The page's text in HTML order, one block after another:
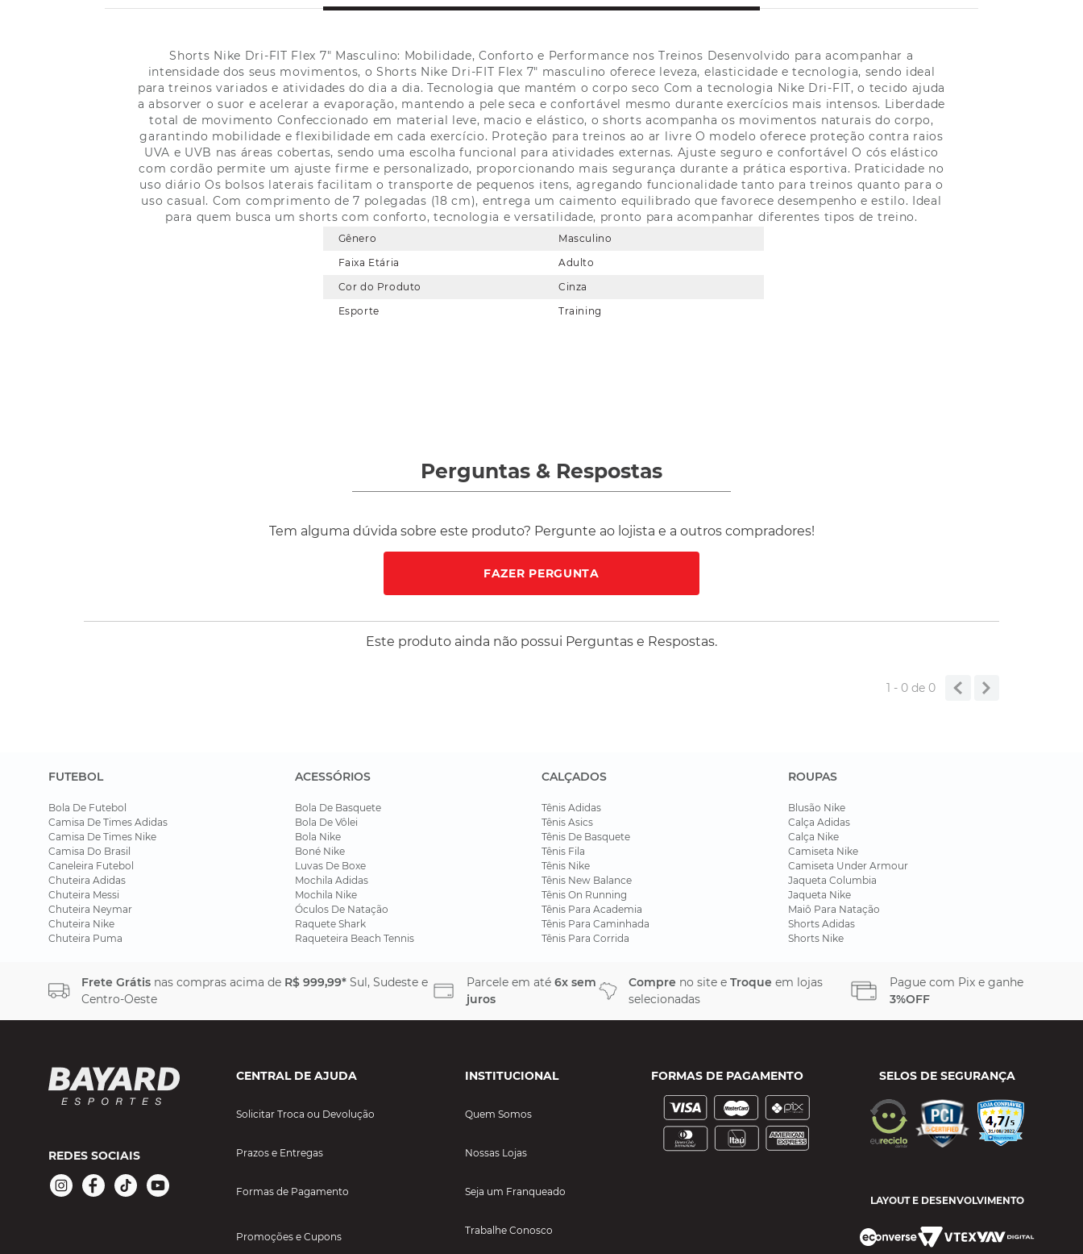
Shorts Nike Dri-FIT Flex 7" Masculino: Mobilidade, Conforto e Performance nos Treinos Desenvolvido para acompanhar a
intensidade dos seus movimentos, o Shorts Nike Dri-FIT Flex 7" masculino oferece leveza, elasticidade e tecnologia, sendo ideal
para treinos variados e atividades do dia a dia. Tecnologia que mantém o corpo seco Com a tecnologia Nike Dri-FIT, o tecido ajuda
a absorver o suor e acelerar a evaporação, mantendo a pele seca e confortável mesmo durante exercícios mais intensos. Liberdade
total de movimento Confeccionado em material leve, macio e elástico, o shorts acompanha os movimentos naturais do corpo,
garantindo mobilidade e flexibilidade em cada exercício. Proteção para treinos ao ar livre O modelo oferece proteção contra raios
UVA e UVB nas áreas cobertas, sendo uma escolha funcional para atividades externas. Ajuste seguro e confortável O cós elástico
com cordão permite um ajuste firme e personalizado, proporcionando mais segurança durante a prática esportiva. Praticidade no
uso diário Os bolsos laterais facilitam o transporte de pequenos itens, agregando funcionalidade tanto para treinos quanto para o
uso casual. Com comprimento de 7 polegadas (18 cm), entrega um caimento equilibrado que favorece desempenho e estilo. Ideal
para quem busca um shorts com conforto, tecnologia e versatilidade, pronto para acompanhar diferentes tipos de treino.
Gênero
Masculino
Faixa Etária
Adulto
Cor do Produto
Cinza
Esporte
Training
Perguntas & Respostas
Tem alguma dúvida sobre este produto? Pergunte ao lojista e a outros compradores!
FAZER PERGUNTA
Este produto ainda não possui Perguntas e Respostas.
1 - 0de 0
FUTEBOL
Bola De Futebol
Camisa De Times Adidas
Camisa De Times Nike
Camisa Do Brasil
Caneleira Futebol
Chuteira Adidas
Chuteira Messi
Chuteira Neymar
Chuteira Nike
Chuteira Puma
ACESSÓRIOS
Bola De Basquete
Bola De Vôlei
Bola Nike
Boné Nike
Luvas De Boxe
Mochila Adidas
Mochila Nike
Óculos De Natação
Raquete Shark
Raqueteira Beach Tennis
CALÇADOS
Tênis Adidas
Tênis Asics
Tênis De Basquete
Tênis Fila
Tênis Nike
Tênis New Balance
Tênis On Running
Tênis Para Academia
Tênis Para Caminhada
Tênis Para Corrida
ROUPAS
Blusão Nike
Calça Adidas
Calça Nike
Camiseta Nike
Camiseta Under Armour
Jaqueta Columbia
Jaqueta Nike
Maiô Para Natação
Shorts Adidas
Shorts Nike
Frete Grátis nas compras acima de R$ 999,99* Sul, Sudeste e
Centro-Oeste
Parcele em até 6x sem
juros
Compre no site e Troque em lojas
selecionadas
Pague com Pix e ganhe
3%OFF
REDES SOCIAIS
CENTRAL DE AJUDA
Solicitar Troca ou Devolução
Prazos e Entregas
Formas de Pagamento
Promoções e Cupons
INSTITUCIONAL
Quem Somos
Nossas Lojas
Seja um Franqueado
Trabalhe Conosco
FORMAS DE PAGAMENTO SELOS DE SEGURANÇA
LAYOUT E DESENVOLVIMENTO